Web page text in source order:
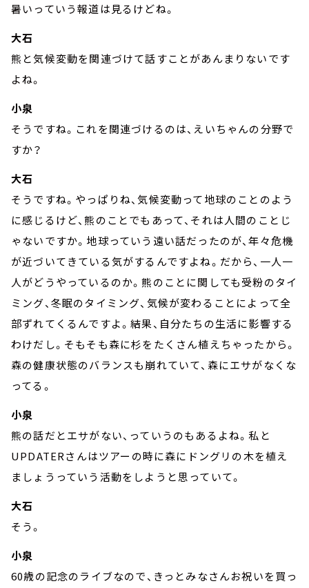
暑いっていう報道は見るけどね。
大石
熊と気候変動を関連づけて話すことがあんまりないです
よね。
小泉
そうですね。これを関連づけるのは、えいちゃんの分野で
すか？
大石
そうですね。やっぱりね、気候変動って地球のことのよう
に感じるけど、熊のことでもあって、それは人間のことじ
ゃないですか。地球っていう遠い話だったのが、年々危機
が近づいてきている気がするんですよね。だから、一人一
人がどうやっているのか。熊のことに関しても受粉のタイ
ミング、冬眠のタイミング、気候が変わることによって全
部ずれてくるんですよ。結果、自分たちの生活に影響する
わけだし。そもそも森に杉をたくさん植えちゃったから。
森の健康状態のバランスも崩れていて、森にエサがなくな
ってる。
小泉
熊の話だとエサがない、っていうのもあるよね。私と
UPDATERさんはツアーの時に森にドングリの木を植え
ましょうっていう活動をしようと思っていて。
大石
そう。
小泉
60歳の記念のライブなので、きっとみなさんお祝いを買っ